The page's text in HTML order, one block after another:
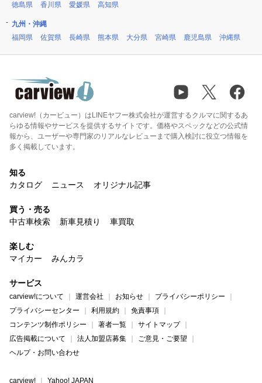
徳島県
香川県 愛媛県 高知県
九州・沖縄
福岡県
佐賀県 長崎県 熊本県 大分県 宮崎県 鹿児島県 沖縄県
carview!（カービュー）はLINEヤフー株式会社が運営するクルマに関するあ
らゆる情報やサービスを提供するサイトです。価格やスペックなどの公式情
報から、ユーザーや専門家のリアルなレビューまで購入検討に役立つ情報を
多く掲載しています。
知る
カタログ
ニュース オリジナル記事
買う・売る
中古車検索
新車見積り 車買取
楽しむ
マイカー
みんカラ
サービス
carview!について 運営会社 お知らせ
プライバシーポリシー
プライバシーセンター
利用規約
免責事項
コンテンツ制作ポリシー
著者一覧
サイトマップ
広告掲載について
法人加盟店募集
ご意見・ご要望
ヘルプ・お問い合わせ
carview! Yahoo! JAPAN